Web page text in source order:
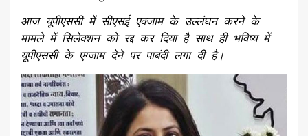
आज यूपीएससी में सीएसई एक्जाम के उल्लंघन करने के
मामले में सिलेक्शन को रद्द कर दिया है साथ ही भविष्य में
यूपीएससी के एग्जाम देने पर पाबंदी लगा दी है।